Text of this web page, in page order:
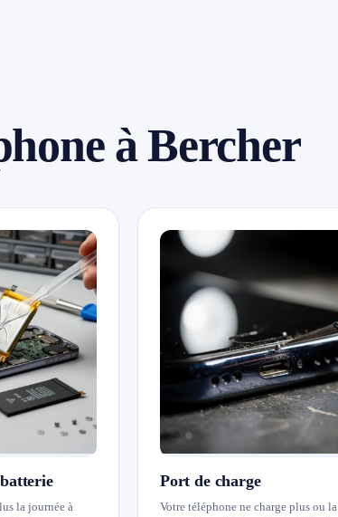
à Bercher
la journée à
Port de charge
Votre téléphone ne charge plus ou la